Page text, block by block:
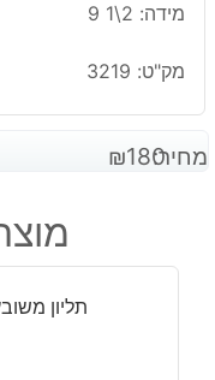
מידה: 2\1 9
מק"ט: 3219
מחיר: ₪180
תליון